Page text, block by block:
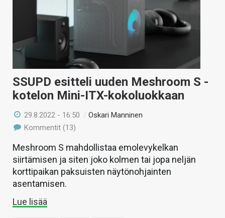
SSUPD esitteli uuden Meshroom S -
kotelon Mini-ITX-kokoluokkaan
29.8.2022 - 16:50 /Oskari Manninen
Kommentit (13)
Meshroom S mahdollistaa emolevykelkan
siirtämisen ja siten joko kolmen tai jopa neljän
korttipaikan paksuisten näytönohjainten
asentamisen.
Lue lisää